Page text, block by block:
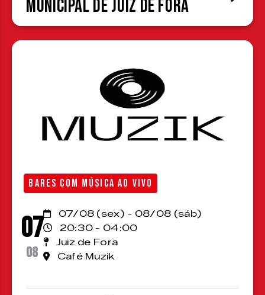
Municipal de Juiz de Fora
BARES COM MÚSICA AO VIVO
07
08
07/08 (sex) - 08/08 (sáb)
20:30 - 04:00
Juiz de Fora
Café Muzik